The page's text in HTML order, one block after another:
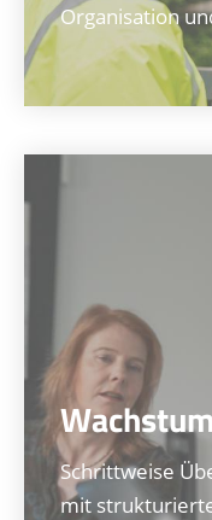
Organisation
Wachstum
Schrittweise
mit